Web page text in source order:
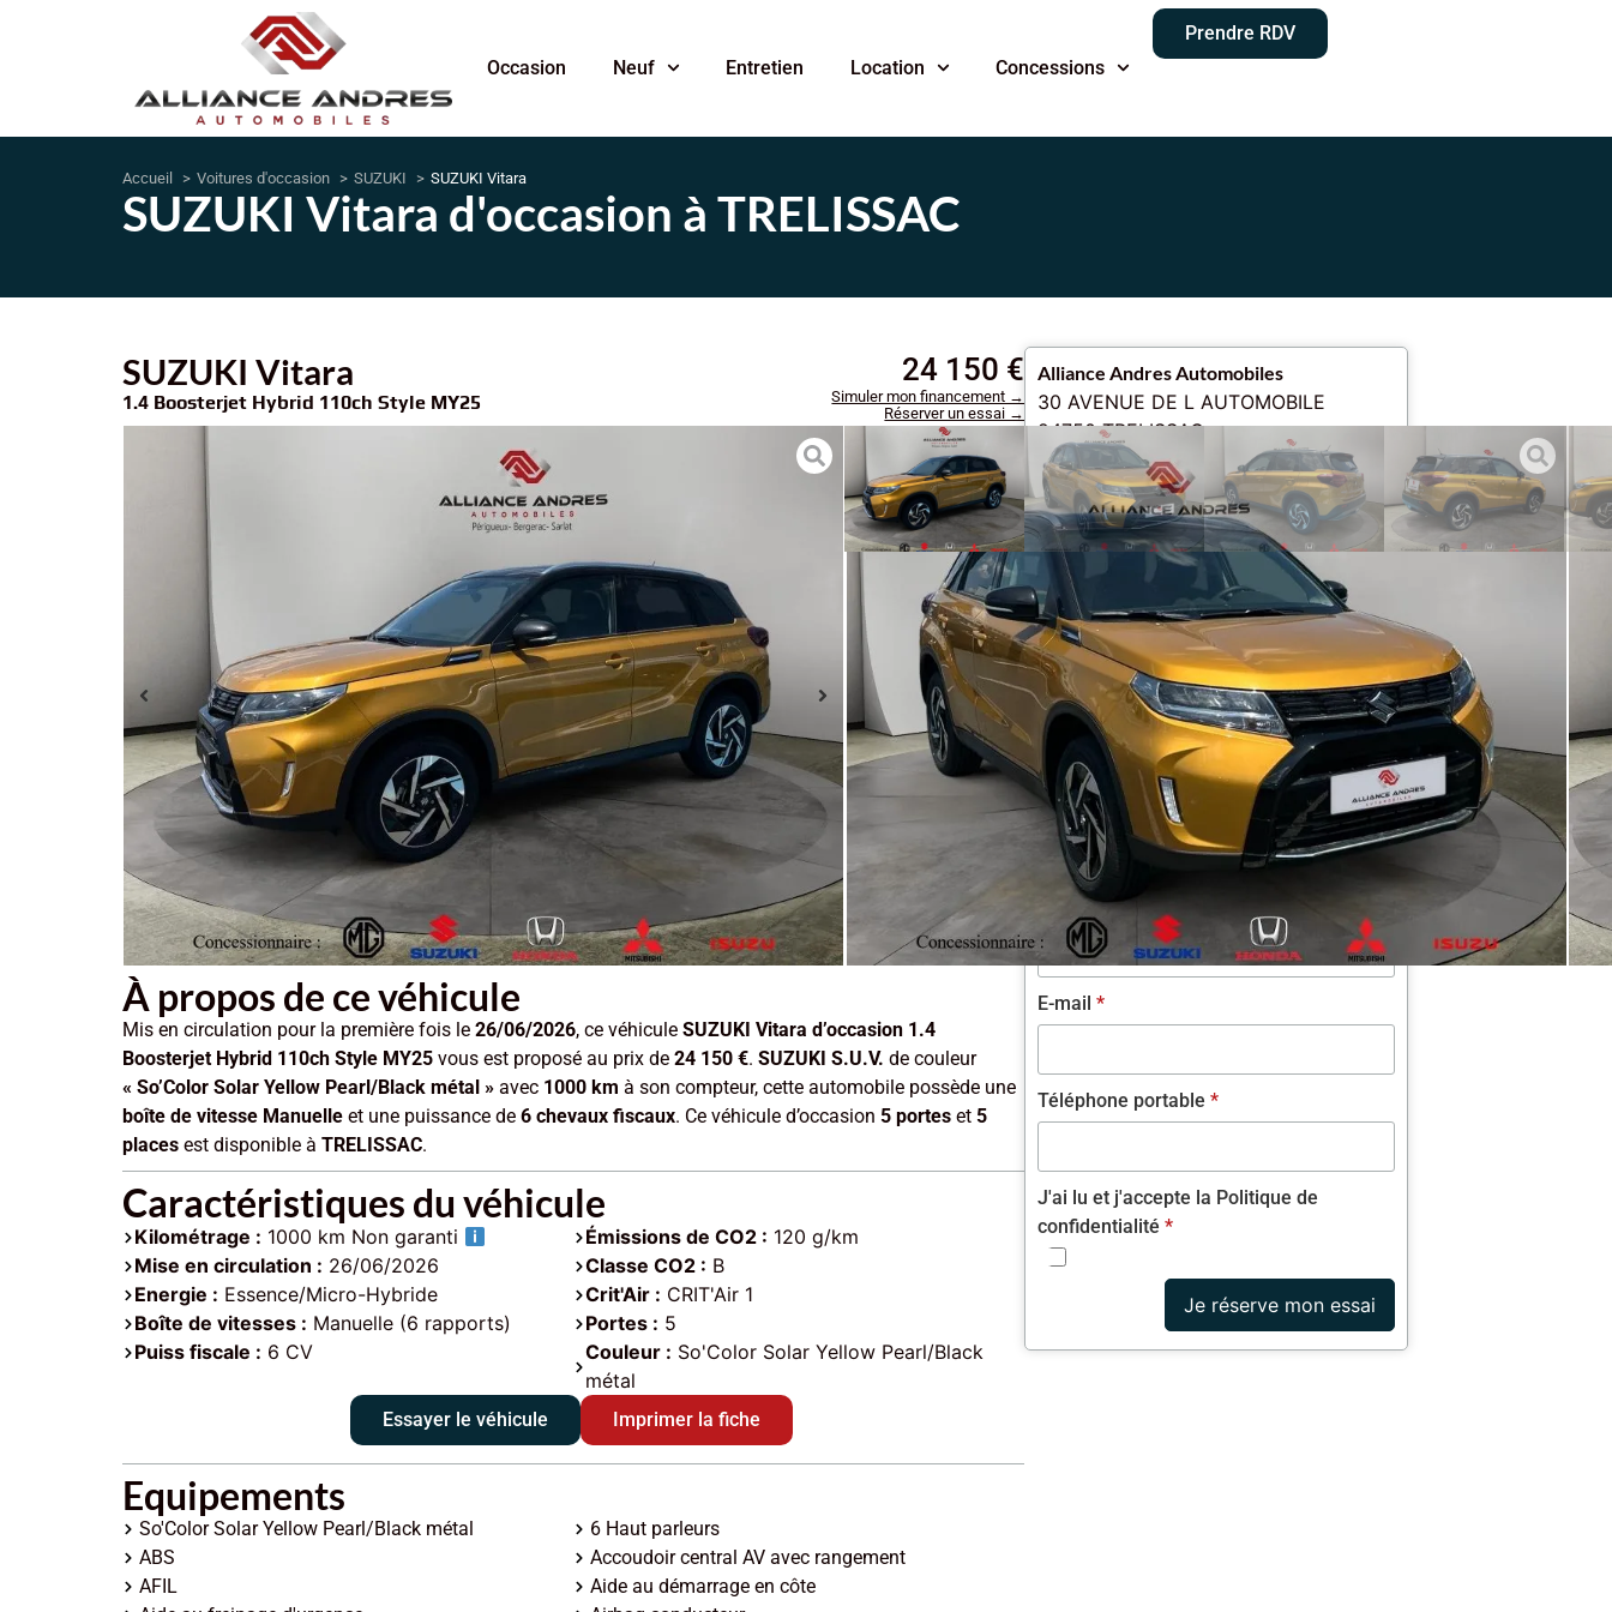
Occasion Neuf Entretien Location Concessions
Prendre RDV
Accueil Voitures d'occasion SUZUKI SUZUKI Vitara
SUZUKI Vitara d'occasion à TRELISSAC
SUZUKI Vitara
1.4 Boosterjet Hybrid 110ch Style MY25
24 150 €
Simuler mon financement →
Réserver un essai →
À propos de ce véhicule
Mis en circulation pour la première fois le 26/06/2026, ce véhicule SUZUKI Vitara d’occasion 1.4
Boosterjet Hybrid 110ch Style MY25 vous est proposé au prix de 24 150 €. SUZUKI S.U.V. de couleur
« So’Color Solar Yellow Pearl/Black métal » avec 1000 km à son compteur, cette automobile possède une
boîte de vitesse Manuelle et une puissance de 6 chevaux fiscaux. Ce véhicule d’occasion 5 portes et 5
places est disponible à TRELISSAC.
Caractéristiques du véhicule
Kilométrage : 1000 km Non garanti
Mise en circulation : 26/06/2026
Energie : Essence/Micro-Hybride
Boîte de vitesses : Manuelle (6 rapports)
Puiss fiscale : 6 CV
Émissions de CO2 : 120 g/km
Classe CO2 : B
Crit'Air : CRIT'Air 1
Portes : 5
Couleur : So'Color Solar Yellow Pearl/Black
métal
Essayer le véhicule Imprimer la fiche
Equipements
So'Color Solar Yellow Pearl/Black métal
6 Haut parleurs
ABS
Accoudoir central AV avec rangement
AFIL
Aide au démarrage en côte
Alliance Andres Automobiles
30 AVENUE DE L AUTOMOBILE
24750 TRELISSAC
Alliance 3A
0625592098
Réserver mon essai pour cette voiture
SUZUKI d'occasion
Civilité*
Prénom
Nom*
Société (optionnel)
E-mail *
Téléphone portable *
J'ai lu et j'accepte la Politique de
confidentialité *
Je réserve mon essai